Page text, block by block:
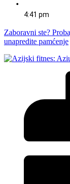
4:41 pm
Zaboravni ste?
unapredite pamćenje